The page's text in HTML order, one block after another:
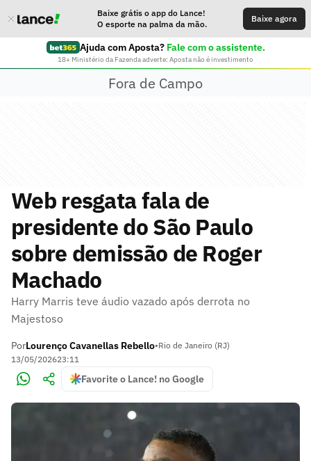
Baixe grátis o app do Lance!
O esporte na palma da mão.
Baixe agora
Ajuda com Aposta? Fale com o assistente.
18+ Ministério da Fazenda adverte: Aposta não é investimento
Fora de Campo
Web resgata fala de
presidente do São Paulo
sobre demissão de Roger
Machado
Harry Marris teve áudio vazado após derrota no
Majestoso
PorLourenço Cavanellas Rebello•Rio de Janeiro (RJ)
13/05/202623:11
Favorite o Lance! no Google